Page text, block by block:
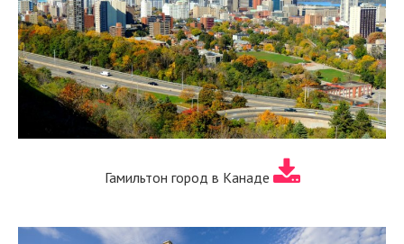
Гамильтон город в Канаде